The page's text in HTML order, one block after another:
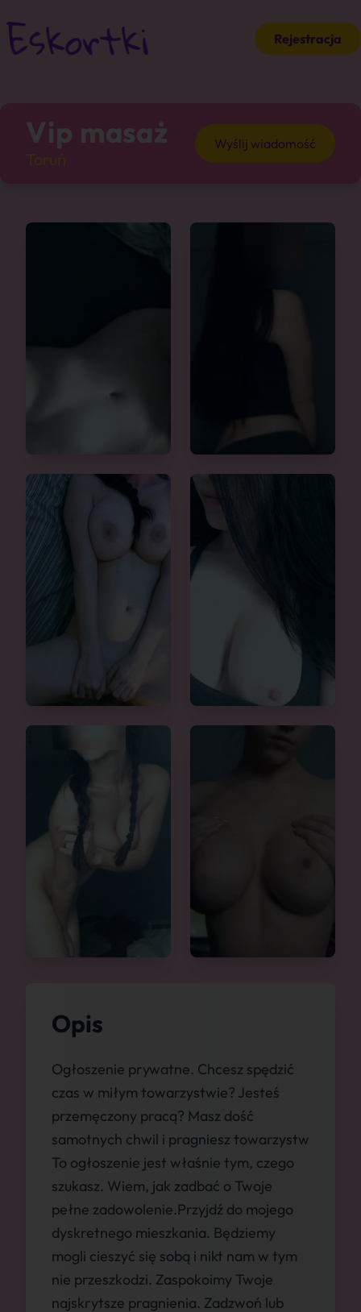
Rejestracja
Vip masaż Wyślij wiadomość
Opis
Ogłoszenie prywatne. Chcesz spędzić
czas w miłym towarzystwie? Jesteś
przemęczony pracą? Masz dość
samotnych chwil i pragniesz towarzystw
To ogłoszenie jest właśnie tym, czego
szukasz. Wiem, jak zadbać o Twoje
pełne zadowolenie.Przyjdź do mojego
dyskretnego mieszkania. Będziemy
mogli cieszyć się sobą i nikt nam w tym
nie przeszkodzi. Zaspokoimy Twoje
najskrytsze pragnienia. Zadzwoń lub